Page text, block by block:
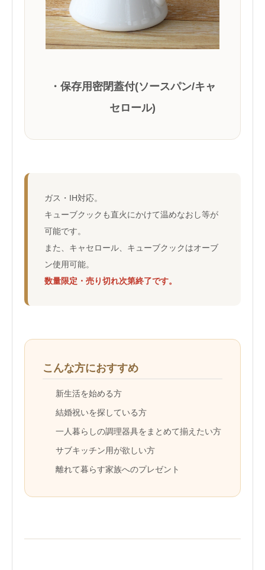
・保存用密閉蓋付(ソースパン/キャ
セロール)
ガス・IH対応。
キューブクックも直火にかけて温めなおし等が
可能です。
また、キャセロール、キューブクックはオーブ
ン使用可能。
数量限定・売り切れ次第終了です。
こんな方におすすめ
新生活を始める方
結婚祝いを探している方
一人暮らしの調理器具をまとめて揃えたい方
サブキッチン用が欲しい方
離れて暮らす家族へのプレゼント